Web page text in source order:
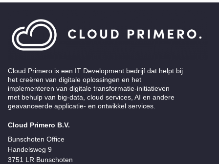
Cloud Primero is een IT Development bedrijf dat helpt bij
het creëren van digitale oplossingen en het
implementeren van digitale transformatie-initiatieven
met behulp van big-data, cloud services, AI en andere
geavanceerde applicatie- en ontwikkel services.
Cloud Primero B.V.
Bunschoten Office
Handelsweg 9
3751 LR Bunschoten